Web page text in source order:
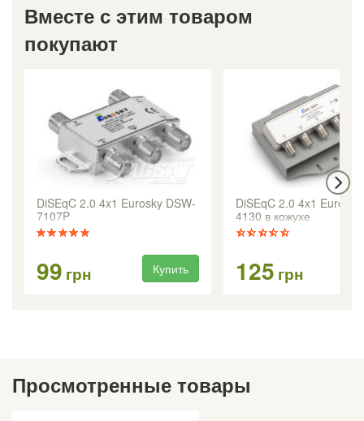
Вместе с этим товаром
покупают
DiSEqC 2.0 4x1 Eurosky DSW-
7107P
99 грн Купить
DiSEqC 2.0 4x1
4130 в кожухе
125 грн
Просмотренные товары